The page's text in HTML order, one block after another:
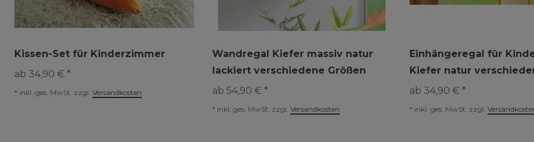
Kissen-Set für Kinderzimmer
ab 34,90 € *
* inkl. ges. MwSt. zzgl. Versandkosten
Wandregal Kiefer massiv natur
lackiert verschiedene Größen
ab 54,90 € *
* inkl. ges. MwSt. zzgl. Versandkosten
Einhängeregal für
Kiefer natur
ab 34,90 € *
* inkl. ges. MwSt. zzgl.